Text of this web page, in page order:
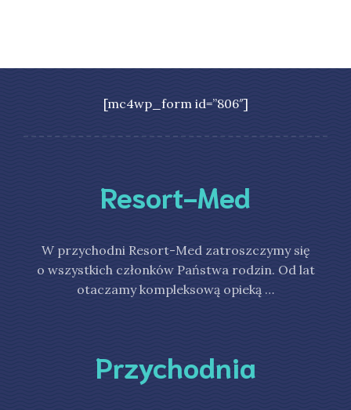
[mc4wp_form id=”806″]
Resort-Med
W przychodni Resort-Med zatroszczymy się
o wszystkich członków Państwa rodzin. Od lat
otaczamy kompleksową opieką …
Przychodnia